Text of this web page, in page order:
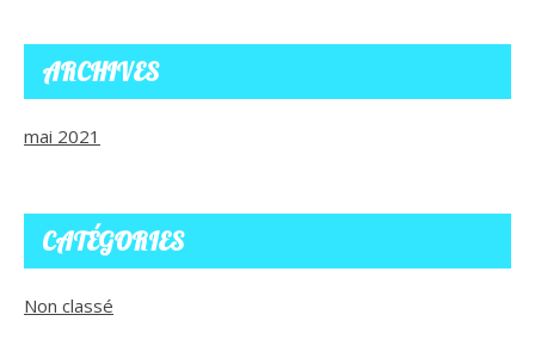
ARCHIVES
mai 2021
CATÉGORIES
Non classé